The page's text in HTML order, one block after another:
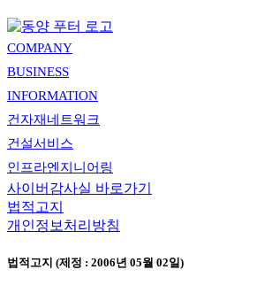
COMPANY
BUSINESS
INFORMATION
건자재네트워크
건설서비스
인프라엔지니어링
사이버감사실 바로가기
법적고지
개인정보처리방침
법적고지 (제정 : 2006년 05월 02일)